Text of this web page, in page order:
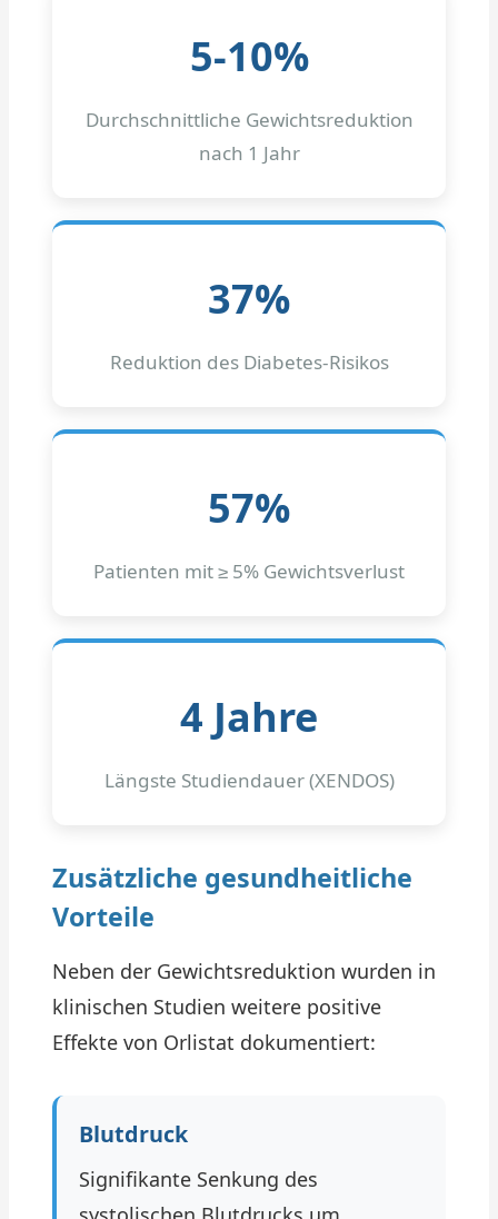
5-10%
Durchschnittliche Gewichtsreduktion
nach 1 Jahr
37%
Reduktion des Diabetes-Risikos
57%
Patienten mit ≥ 5% Gewichtsverlust
4 Jahre
Längste Studiendauer (XENDOS)
Zusätzliche gesundheitliche
Vorteile
Neben der Gewichtsreduktion wurden in
klinischen Studien weitere positive
Effekte von Orlistat dokumentiert:
Blutdruck
Signifikante Senkung des